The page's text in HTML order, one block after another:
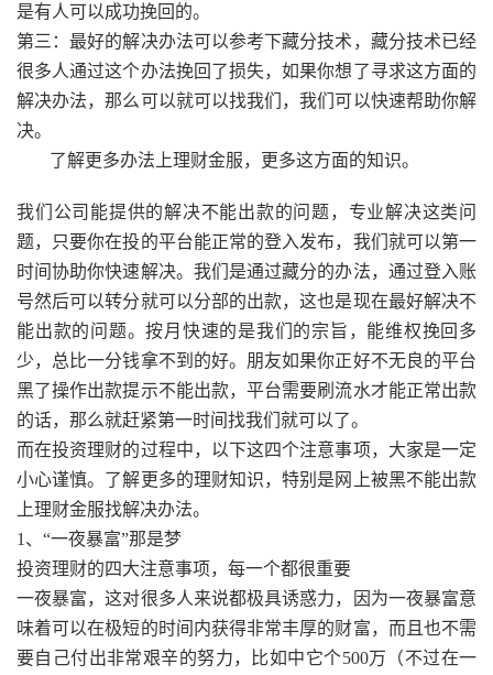
是有人可以成功挽回的。
第三：最好的解决办法可以参考下藏分技术，藏分技术已经
很多人通过这个办法挽回了损失，如果你想了寻求这方面的
解决办法，那么可以就可以找我们，我们可以快速帮助你解
决。
了解更多办法上理财金服，更多这方面的知识。
我们公司能提供的解决不能出款的问题，专业解决这类问
题，只要你在投的平台能正常的登入发布，我们就可以第一
时间协助你快速解决。我们是通过藏分的办法，通过登入账
号然后可以转分就可以分部的出款，这也是现在最好解决不
能出款的问题。按月快速的是我们的宗旨，能维权挽回多
少，总比一分钱拿不到的好。朋友如果你正好不无良的平台
黑了操作出款提示不能出款，平台需要刷流水才能正常出款
的话，那么就赶紧第一时间找我们就可以了。
而在投资理财的过程中，以下这四个注意事项，大家是一定
小心谨慎。了解更多的理财知识，特别是网上被黑不能出款
上理财金服找解决办法。
1、“一夜暴富”那是梦
投资理财的四大注意事项，每一个都很重要
一夜暴富，这对很多人来说都极具诱惑力，因为一夜暴富意
味着可以在极短的时间内获得非常丰厚的财富，而且也不需
要自己付出非常艰辛的努力，比如中它个500万（不过在一